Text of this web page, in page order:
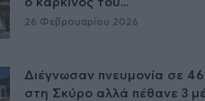
26 Φεβρουαρίου 2026
Διέγνωσαν πνευμονία σε
στη Σκύρο αλλά πέθανε 3